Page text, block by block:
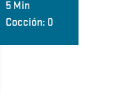
5 Min
Cocción: 0